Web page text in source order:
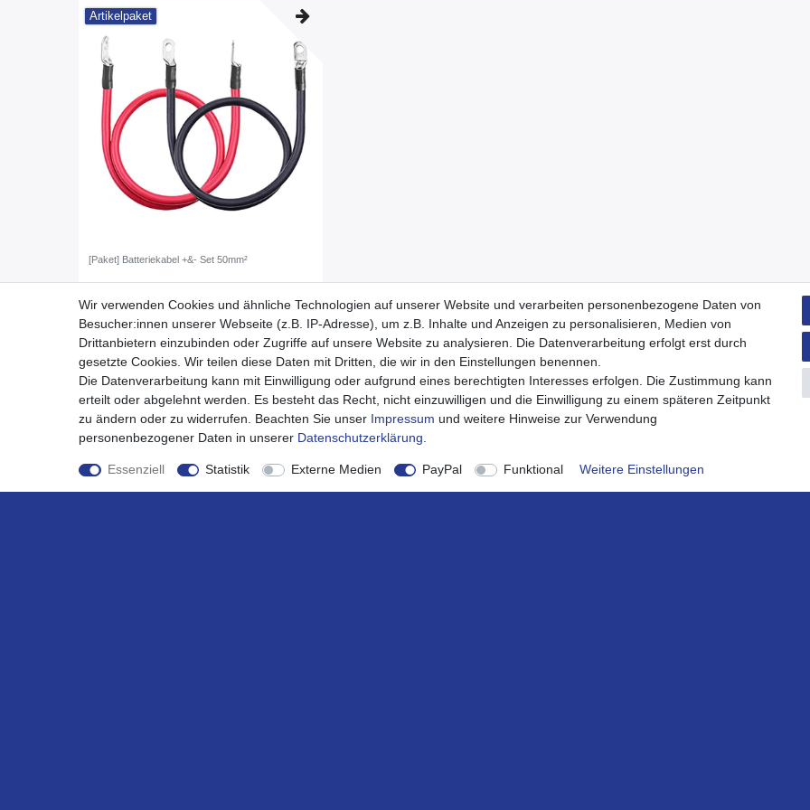
Artikelpaket
[Paket] Batteriekabel +&- Set 50mm²
ab 45,00 € *
*inkl. ges. MwSt. zzgl.Versandkosten
Wir verwenden Cookies und ähnliche Technologien auf unserer Website und verarbeiten personenbezogene Daten von
Besucher:innen unserer Webseite (z.B. IP-Adresse), um z.B. Inhalte und Anzeigen zu personalisieren, Medien von
Drittanbietern einzubinden oder Zugriffe auf unsere Website zu analysieren. Die Datenverarbeitung erfolgt erst durch
gesetzte Cookies. Wir teilen diese Daten mit Dritten, die wir in den Einstellungen benennen.
Die Datenverarbeitung kann mit Einwilligung oder aufgrund eines berechtigten Interesses erfolgen. Die Zustimmung kann
erteilt oder abgelehnt werden. Es besteht das Recht, nicht einzuwilligen und die Einwilligung zu einem späteren Zeitpunkt
zu ändern oder zu widerrufen. Beachten Sie unser Impressum und weitere Hinweise zur Verwendung
personenbezogener Daten in unserer Daten­schutz­erklärung
Essenziell Statistik Externe Medien PayPal Funktional Weitere Einstellungen